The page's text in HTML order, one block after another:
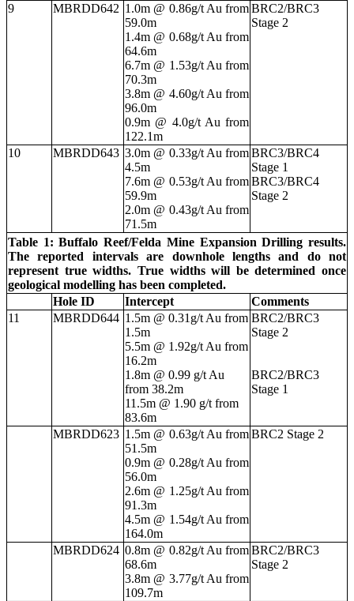
9 MBRDD642 1.0m @ 0.86g/t Au from
59.0m
1.4m @ 0.68g/t Au from
64.6m
6.7m @ 1.53g/t Au from
70.3m
3.8m @ 4.60g/t Au from
96.0m
0.9m @ 4.0g/t Au from
122.1m
BRC2/BRC3
Stage 2
10 MBRDD643 3.0m @ 0.33g/t Au from
4.5m
7.6m @ 0.53g/t Au from
59.9m
2.0m @ 0.43g/t Au from
71.5m
BRC3/BRC4
Stage 1
BRC3/BRC4
Stage 2
Table 1: Buffalo Reef/Felda Mine Expansion Drilling results.
The reported intervals are downhole lengths and do not
represent true widths. True widths will be determined once
geological modelling has been completed.
Hole ID
Intercept
Comments
11
MBRDD644 1.5m @ 0.31g/t Au from
1.5m
5.5m @ 1.92g/t Au from
16.2m
1.8m @ 0.99 g/t Au
from 38.2m
11.5m @ 1.90 g/t from
83.6m
BRC2/BRC3
Stage 2
BRC2/BRC3
Stage 1
MBRDD623 1.5m @ 0.63g/t Au from
51.5m
0.9m @ 0.28g/t Au from
56.0m
2.6m @ 1.25g/t Au from
91.3m
4.5m @ 1.54g/t Au from
164.0m
BRC2 Stage 2
MBRDD624 0.8m @ 0.82g/t Au from
68.6m
3.8m @ 3.77g/t Au from
109.7m
BRC2/BRC3
Stage 2